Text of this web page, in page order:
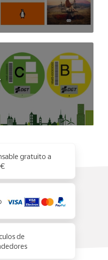
gratuito a
de